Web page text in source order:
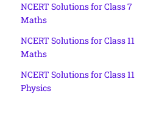
NCERT Solutions for Class 7
Maths
NCERT Solutions for Class 11
Maths
NCERT Solutions for Class 11
Physics